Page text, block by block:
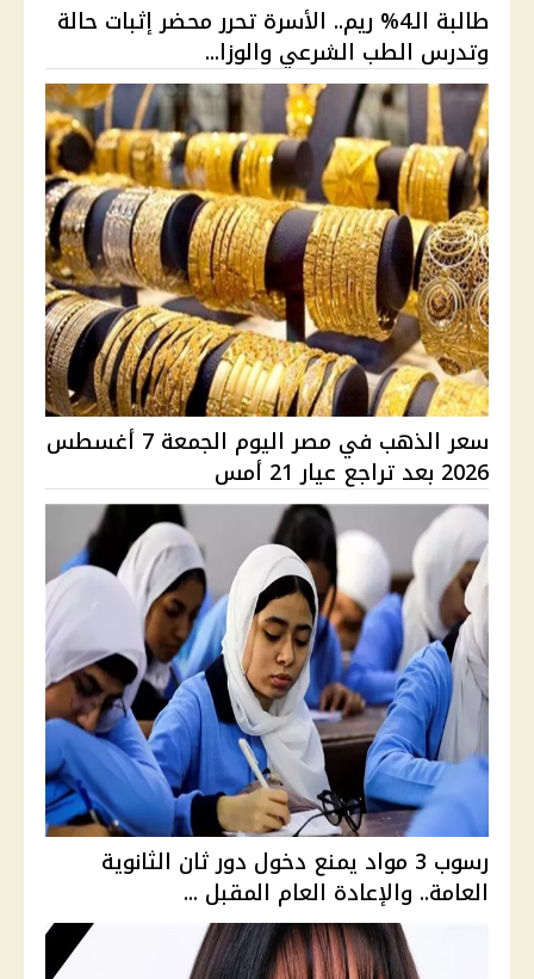
طالبة الـ4% ريم.. الأسرة تحرر محضر إثبات حالة
وتدرس الطب الشرعي والوزا...
سعر الذهب في مصر اليوم الجمعة 7 أغسطس
2026 بعد تراجع عيار 21 أمس
رسوب 3 مواد يمنع دخول دور ثان الثانوية
العامة.. والإعادة العام المقبل ...